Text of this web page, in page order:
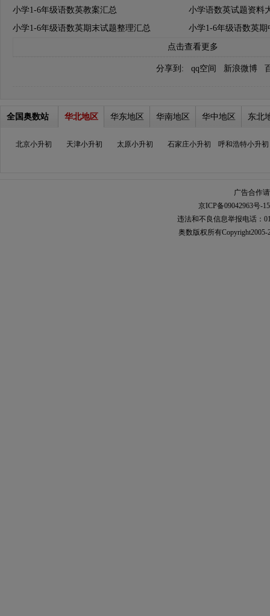
小学1-6年级语数英教案汇总
小学语数英试题资料
小学1-6年级语数英期末试题整理汇总
小学1-6年级语数英
点击查看更多
分享到: qq空间 新浪微博
全国奥数站 华北地区 华东地区 华南地区 华中地区 东北
北京小升初 天津小升初 太原小升初 石家庄小升初 呼和浩特小升初
广告合作
京ICP备09042963号-15
违法和不良信息举报电话：
奥数 版权所有Copyright2005-